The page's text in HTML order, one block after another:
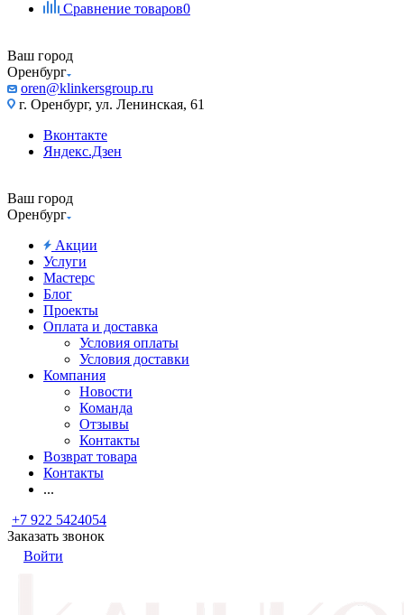
Сравнение товаров0
Ваш город
Оренбург
oren@klinkersgroup.ru
г. Оренбург, ул. Ленинская, 61
Вконтакте
Яндекс.Дзен
Ваш город
Оренбург
Акции
Услуги
Мастерс
Блог
Проекты
Оплата и доставка
Условия оплаты
Условия доставки
Компания
Новости
Команда
Отзывы
Контакты
Возврат товара
Контакты
...
+7 922 5424054
Заказать звонок
Войти